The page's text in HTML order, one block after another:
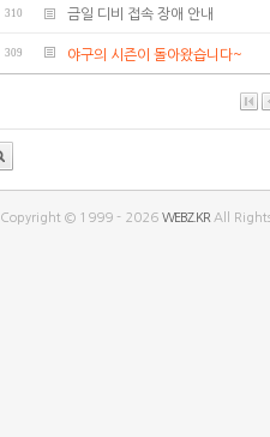
310 금일 디비 접속 장애 안내
309 야구의 시즌이 돌아왔습니다~
Copyright © 1999 - 2026WEBZ.KR All